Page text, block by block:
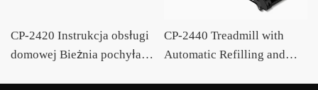
CP-2420 Instrukcja obsługi
domowej Bieżnia pochyła z
CP-2440 Treadmill with
Automatic Refilling and